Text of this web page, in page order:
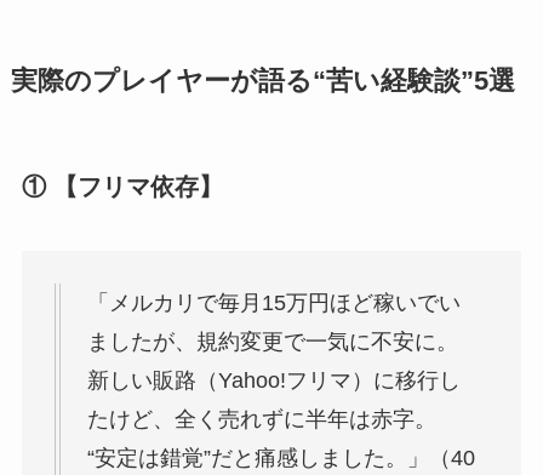
実際のプレイヤーが語る“苦い経験談”5選
① 【フリマ依存】
「メルカリで毎月15万円ほど稼いでい
ましたが、規約変更で一気に不安に。
新しい販路（Yahoo!フリマ）に移行し
たけど、全く売れずに半年は赤字。
“安定は錯覚”だと痛感しました。」（40